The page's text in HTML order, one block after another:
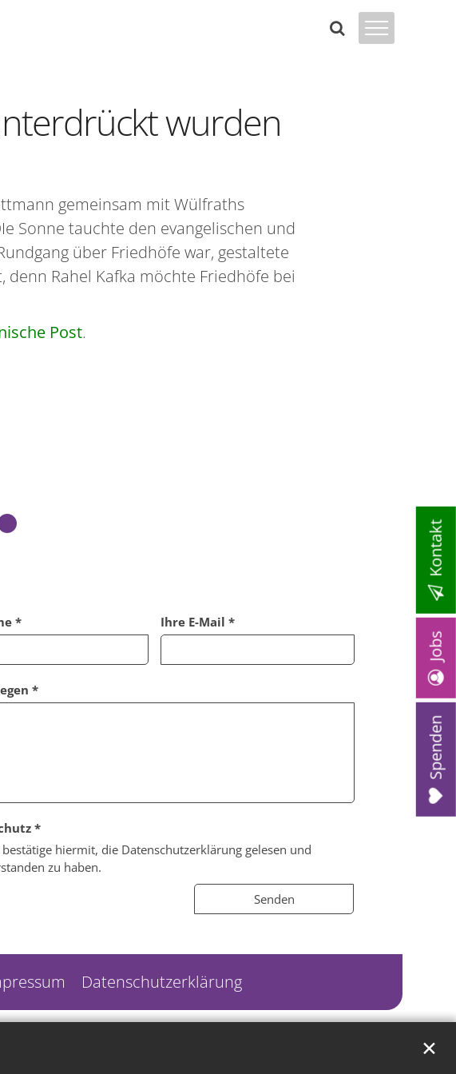
✕
wurden
gemeinsam mit Wülfraths
Sonne tauchte den evangelischen und
über Friedhöfe war, gestaltete
Rahel Kafka möchte Friedhöfe bei
Post.
Spenden
Jobs
Kontakt
* Ihre E-Mail *
*
*
bestätige hiermit, die Datenschutzerklärung gelesen und
zu haben.
Datenschutzerklärung